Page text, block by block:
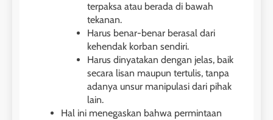
terpaksa atau berada di bawah
tekanan.
Harus benar-benar berasal dari
kehendak korban sendiri.
Harus dinyatakan dengan jelas, baik
secara lisan maupun tertulis, tanpa
adanya unsur manipulasi dari pihak
lain.
Hal ini menegaskan bahwa permintaan